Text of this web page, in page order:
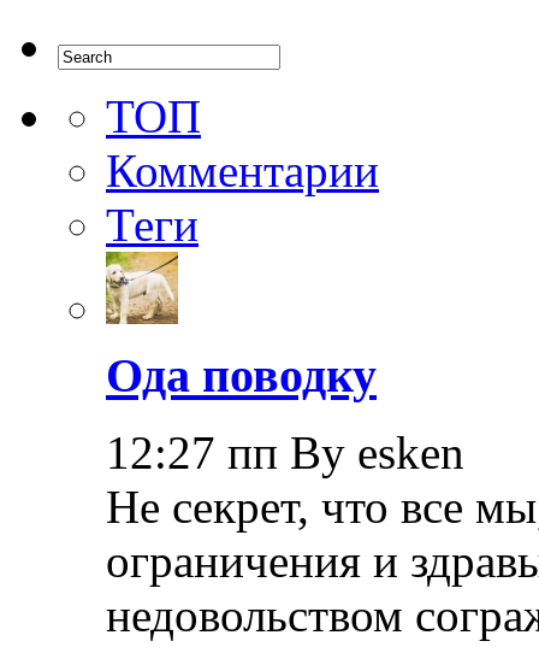
ТОП
Комментарии
Теги
Ода поводку
12:27 пп By esken
Не секрет, что все
ограничения и
недовольством